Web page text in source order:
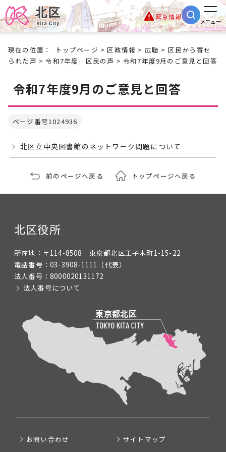
緊急情報
メニュー
現在の位置： トップページ >区政情報 > 広聴 > 区民から寄せ
られた声 >令和7年度 区民の声 > 令和7年度9月のご意見と回答
令和7年度9月のご意見と回答
ページ番号1024936
北区立中央図書館のネットワーク問題について
前のページへ戻る トップページへ戻る
北区役所
所在地： 〒114-8508 東京都北区王子本町1-15-22
電話番号： 03-3908-1111 （代表）
法人番号： 8000020131172
法人番号について
お問い合わせ
サイトマップ